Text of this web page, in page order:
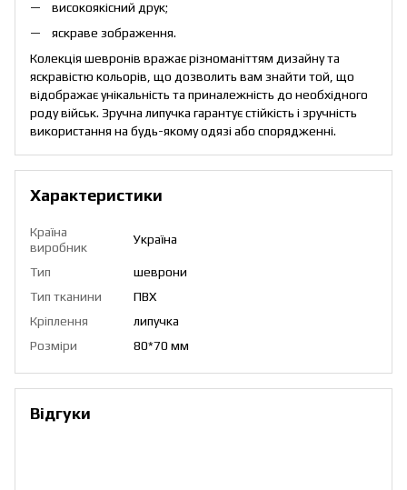
високоякісний друк;
яскраве зображення.
Колекція шевронів вражає різноманіттям дизайну та
яскравістю кольорів, що дозволить вам знайти той, що
відображає унікальність та приналежність до необхідного
роду військ. Зручна липучка гарантує стійкість і зручність
використання на будь-якому одязі або спорядженні.
Характеристики
Країна
виробник
Україна
Тип
шеврони
Тип тканини
ПВХ
Кріплення
липучка
Розміри
80*70 мм
Відгуки